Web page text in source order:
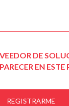
DE
EN ESTE
REGISTRARME